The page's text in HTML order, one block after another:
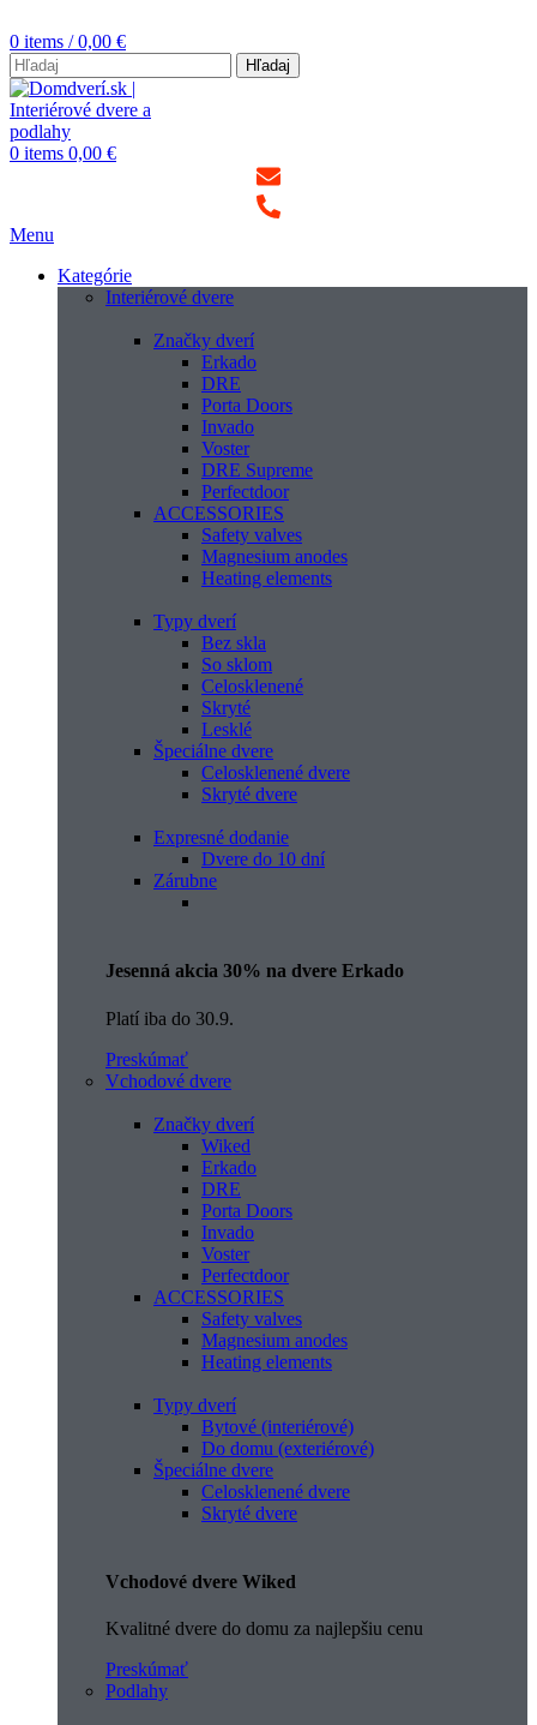
0 items / 0,00 €
Hľadaj
0 items 0,00 €
Menu
Kategórie
Interiérové dvere
Značky dverí
Erkado
DRE
Porta Doors
Invado
Voster
DRE Supreme
Perfectdoor
ACCESSORIES
Safety valves
Magnesium anodes
Heating elements
Typy dverí
Bez skla
So sklom
Celosklenené
Skryté
Lesklé
Špeciálne dvere
Celosklenené dvere
Skryté dvere
Expresné dodanie
Dvere do 10 dní
Zárubne
Jesenná akcia 30% na dvere Erkado
Platí iba do 30.9.
Preskúmať
Vchodové dvere
Značky dverí
Wiked
Erkado
DRE
Porta Doors
Invado
Voster
Perfectdoor
ACCESSORIES
Safety valves
Magnesium anodes
Heating elements
Typy dverí
Bytové (interiérové)
Do domu (exteriérové)
Špeciálne dvere
Celosklenené dvere
Skryté dvere
Vchodové dvere Wiked
Kvalitné dvere do domu za najlepšiu cenu
Preskúmať
Podlahy